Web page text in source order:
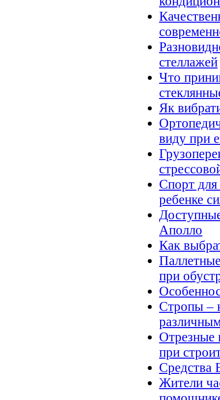
стеллажей
Что
Як
виду при
Спорт
ребенке
Аполло
Как
при
Стропы –
Отрезные
при
Средства
Жители